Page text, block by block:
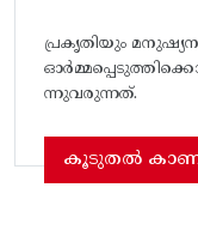
പ്രകൃതിയും
ന്നുവരുന്നത്.
കൂടുതൽ